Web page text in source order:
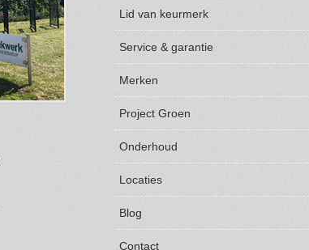
Lid van keurmerk
Service & garantie
Merken
Project Groen
Onderhoud
Locaties
Blog
Contact